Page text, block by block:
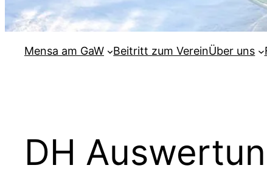
Mensa am GaW Beitritt zum VereinÜber uns
DH